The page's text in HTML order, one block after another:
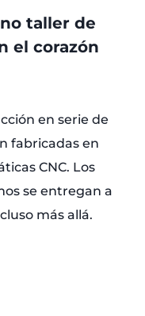
taller de
el corazón
en serie de
fabricadas en
CNC. Los
se entregan a
más allá.